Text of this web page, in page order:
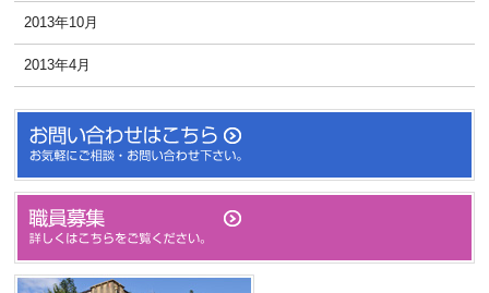
2013年10月
2013年4月